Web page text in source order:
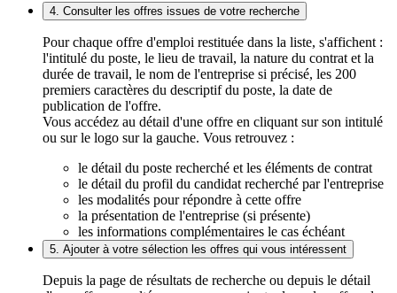
4. Consulter les offres issues de votre recherche
Pour chaque offre d'emploi restituée dans la liste, s'affichent :
l'intitulé du poste, le lieu de travail, la nature du contrat et la
durée de travail, le nom de l'entreprise si précisé, les 200
premiers caractères du descriptif du poste, la date de
publication de l'offre.
Vous accédez au détail d'une offre en cliquant sur son intitulé
ou sur le logo sur la gauche. Vous retrouvez :
le détail du poste recherché et les éléments de contrat
le détail du profil du candidat recherché par l'entreprise
les modalités pour répondre à cette offre
la présentation de l'entreprise (si présente)
les informations complémentaires le cas échéant
5. Ajouter à votre sélection les offres qui vous intéressent
Depuis la page de résultats de recherche ou depuis le détail